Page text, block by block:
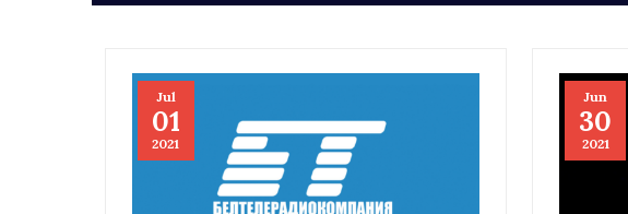
Jul
01
2021
Jun
30
2021